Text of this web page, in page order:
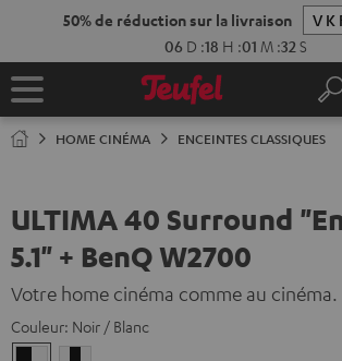
Page
HOME CINÉMA ENCEINTES CLASSIQUES
ULTIMA 40 Surround
5.1" + BenQ W2700
Votre home cinéma comme au cinéma.
Couleur: Noir / Blanc